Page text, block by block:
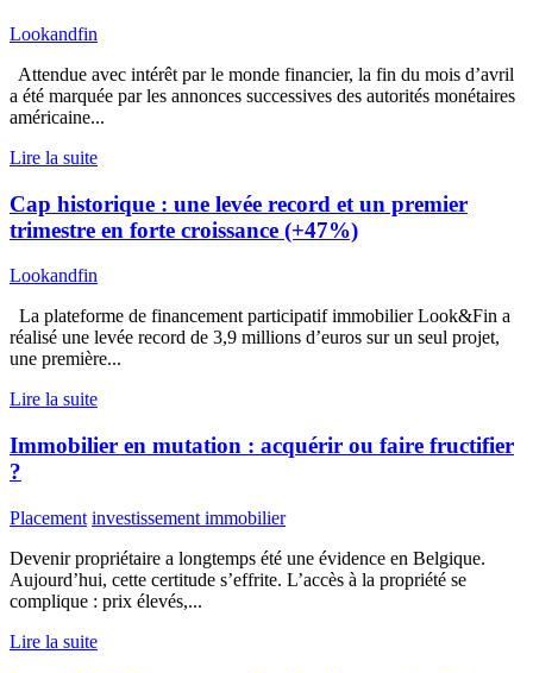
Lookandfin
Attendue avec intérêt par le monde financier, la fin du mois d’avril
a été marquée par les annonces successives des autorités monétaires
américaine...
Lire la suite
Cap historique : une levée record et un premier
trimestre en forte croissance (+47%)
Lookandfin
La plateforme de financement participatif immobilier Look&Fin a
réalisé une levée record de 3,9 millions d’euros sur un seul projet,
une première...
Lire la suite
Immobilier en mutation : acquérir ou faire fructifier
?
Placement investissement immobilier
Devenir propriétaire a longtemps été une évidence en Belgique.
Aujourd’hui, cette certitude s’effrite. L’accès à la propriété se
complique : prix élevés,...
Lire la suite